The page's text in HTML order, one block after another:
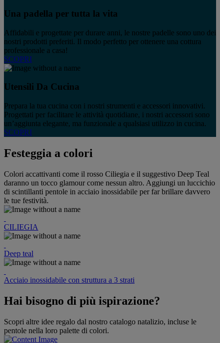
Una padella per tutta la vita
Affidabili e progettate per durare anni, le nostre padelle sono uno dei
nostri prodotti preferiti. Il modo perfetto per ottenere una cottura
professionale a casa!
SCOPRI
Utensili Da Cucina
Prepara la tua cucina con i nostri strumenti e accessori innovativi.
Progettati per facilitare le attività quotidiane, i nostri accessori sono
un’aggiunta elegante, ma funzionale a qualsiasi utilizzo in cucina.
SCOPRI
Festeggia a colori
Colori accattivanti come il rosso Ciliegia e il suggestivo Deep Teal
daranno un tocco glamour come nessun altro. Aggiungi un luccichio
di scintillanti pentole in acciaio inossidabile per far brillare davvero
le tue festività.
CILIEGIA
Deep teal
Acciaio inossidabile con struttura a 3 strati
Hai bisogno di più ispirazione?
Scopri altre idee regalo dal nostro catalogo natalizio, incluse le
pentole nella loro palette di colori.